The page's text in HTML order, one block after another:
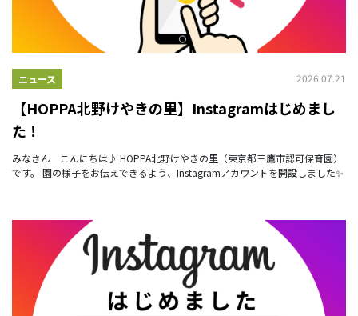
ニュース 2026.07.21
【HOPPA北野けやきの里】Instagramはじめまし
た！
みなさん こんにちは♪ HOPPA北野けやきの里（東京都三鷹市認可保育園）
です。 園の様子をお伝えできるよう、Instagramアカウントを開設しました✨